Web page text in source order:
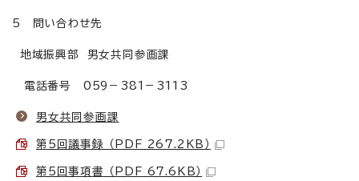
5 問い合わせ先
地域振興部 男女共同参画課
電話番号 059－381－3113
男女共同参画課
第5回議事録 （PDF 267.2KB）
第5回事項書 （PDF 67.6KB）